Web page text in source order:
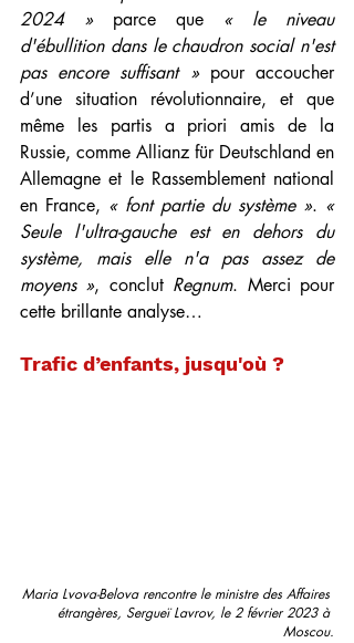
2024 » parce que « le niveau
d'ébullition dans le chaudron social n'est
pas encore suffisant » pour accoucher
d’une situation révolutionnaire, et que
même les partis a priori amis de la
Russie, comme Allianz für Deutschland en
Allemagne et le Rassemblement national
en France, « font partie du système ». «
Seule l'ultra-gauche est en dehors du
système, mais elle n'a pas assez de
moyens », conclut Regnum. Merci pour
cette brillante analyse…
Trafic d’enfants, jusqu'où ?
Maria Lvova-Belova rencontre le ministre des Affaires
étrangères, Sergueï Lavrov, le 2 février 2023 à
Moscou.